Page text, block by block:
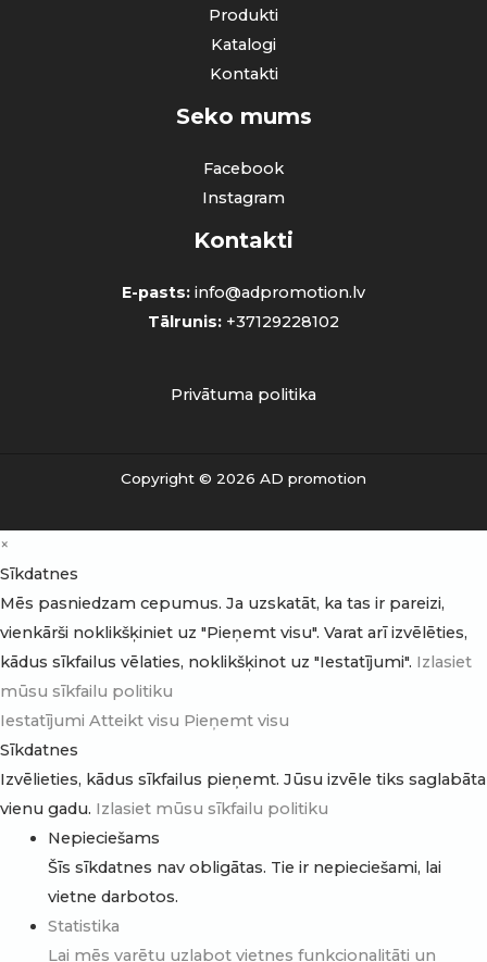
Produkti
Katalogi
Kontakti
Seko mums
Facebook
Instagram
Kontakti
E-pasts: info@adpromotion.lv
Tālrunis: +37129228102
Privātuma politika
Copyright © 2026 AD promotion
×
Sīkdatnes
Mēs pasniedzam cepumus. Ja uzskatāt, ka tas ir pareizi,
vienkārši noklikšķiniet uz "Pieņemt visu". Varat arī izvēlēties,
kādus sīkfailus vēlaties, noklikšķinot uz "Iestatījumi". Izlasiet
mūsu sīkfailu politiku
Iestatījumi Atteikt visu Pieņemt visu
Sīkdatnes
Izvēlieties, kādus sīkfailus pieņemt. Jūsu izvēle tiks saglabāta
vienu gadu. Izlasiet mūsu sīkfailu politiku
Nepieciešams
Šīs sīkdatnes nav obligātas. Tie ir nepieciešami, lai
vietne darbotos.
Statistika
Lai mēs varētu uzlabot vietnes funkcionalitāti un